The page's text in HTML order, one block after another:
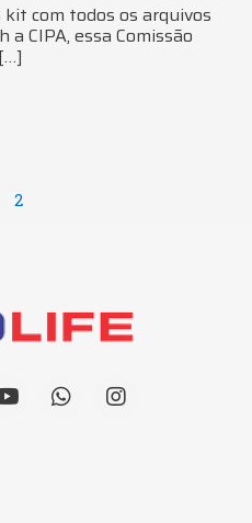
com todos os arquivos
CIPA, essa Comissão
2